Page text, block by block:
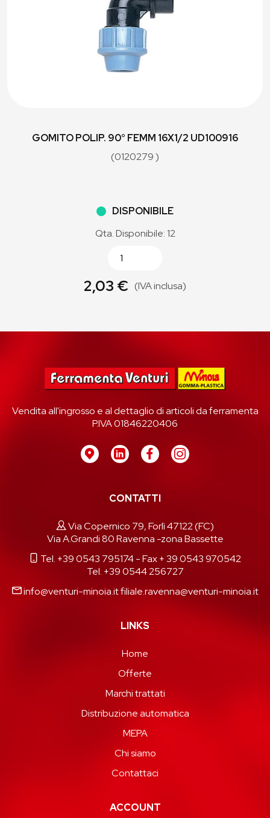
GOMITO POLIP. 90° FEMM 16X1/2 UD100916
(0120279 )
DISPONIBILE
Qta. Disponibile: 12
2,03 € (IVA inclusa)
Vendita all'ingrosso e al dettaglio di articoli da ferramenta
P.IVA 01846220406
CONTATTI
Via Copernico 79, Forlì 47122 (FC)
Via A.Grandi 80 Ravenna -zona Bassette
Tel. +39 0543 795174- Fax + 39 0543 970542
Tel. +39 0544 256727
info@venturi-minoia.itfiliale.ravenna@venturi-minoia.it
LINKS
Home
Offerte
Marchi trattati
Distribuzione automatica
MEPA
Chi siamo
Contattaci
ACCOUNT